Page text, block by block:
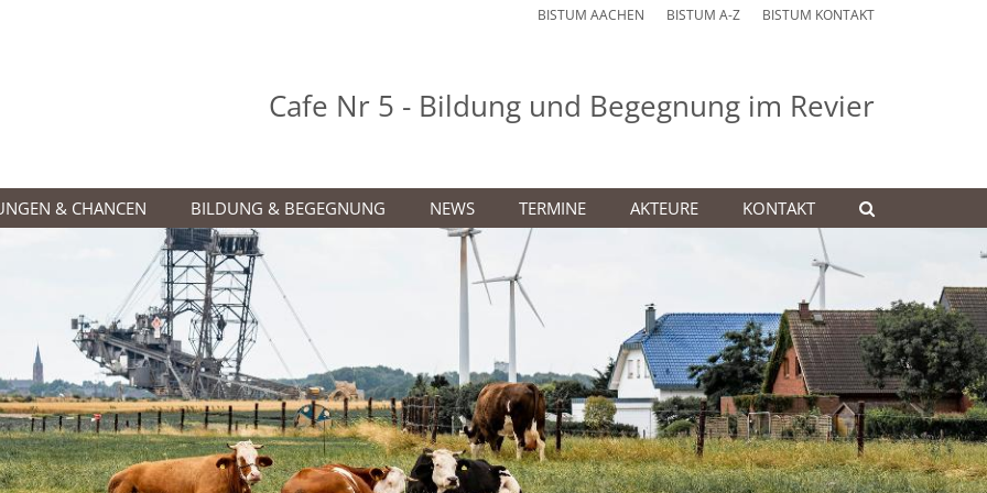
BISTUM AACHEN BISTUM A-Z BISTUM KONTAKT
Cafe Nr 5 - Bildung und Begegnung im Revier
& CHANCEN BILDUNG & BEGEGNUNG NEWS TERMINE AKTEURE KONTAKT